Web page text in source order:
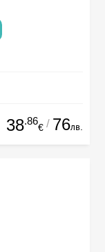
38.86
€ / 76лв.